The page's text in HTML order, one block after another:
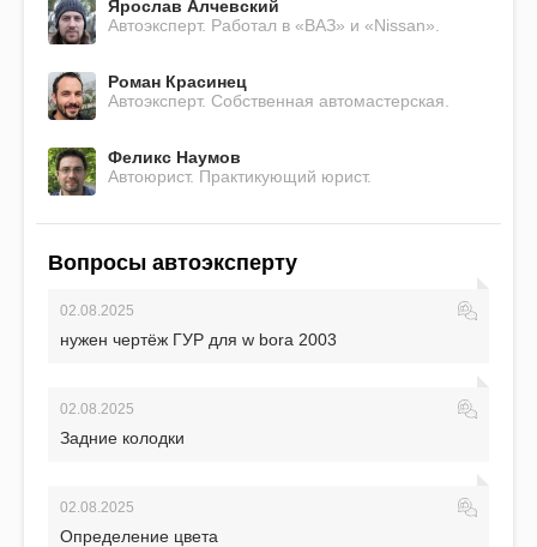
Ярослав Алчевский
Автоэксперт. Работал в «ВАЗ» и «Nissan».
Роман Красинец
Автоэксперт. Собственная автомастерская.
Феликс Наумов
Автоюрист. Практикующий юрист.
Вопросы автоэксперту
02.08.2025
нужен чертёж ГУР для w bora 2003
02.08.2025
Задние колодки
02.08.2025
Определение цвета